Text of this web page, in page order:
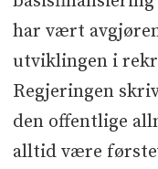
har vært
utviklingen i
Regjeringen
den offentlige
alltid være